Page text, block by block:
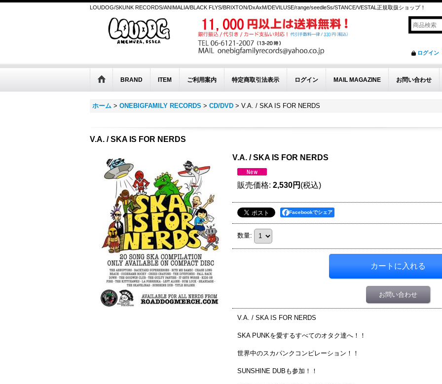
LOUDOG/SKUNK RECORDS/ANIMALIA/BLACK FLYS/BRIXTON/DxAxM/DEVILUSE/range/seedleSs/STANCE/VESTAL正規取扱ショップ！
ログイン
BRAND ITEM ご利用案内 特定商取引法表示 ログイン MAIL MAGAZINE お問い合わせ
ホーム > ONEBIGFAMILY RECORDS > CD/DVD > V.A. / SKA IS FOR NERDS
V.A. / SKA IS FOR NERDS
V.A. / SKA IS FOR NERDS
販売価格: 2,530円 (税込)
Facebookでシェア
数量:
お問い合わせ
V.A. / SKA IS FOR NERDS
SKA PUNKを愛するすべてのオタク達へ！！
世界中のスカパンクコンピレーション！！
SUNSHINE DUBも参加！！